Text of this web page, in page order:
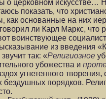
о церковном искусстве…
показать, что
как основанные на них
ли Карл Маркс, что
воинствующее
из введения
так: «Религиозное
убожества и
угнетенного
бездушных порядков.